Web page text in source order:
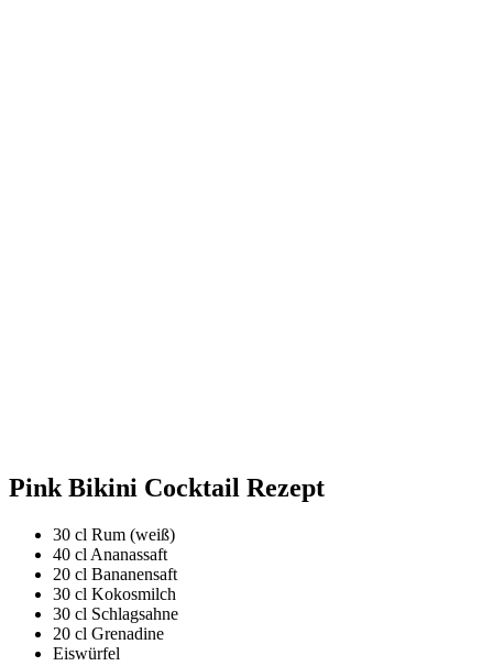
Pink Bikini Cocktail Rezept
30 cl Rum (weiß)
40 cl Ananassaft
20 cl Bananensaft
30 cl Kokosmilch
30 cl Schlagsahne
20 cl Grenadine
Eiswürfel